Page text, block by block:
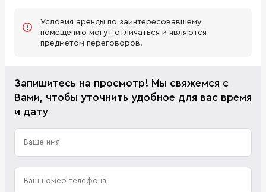
Условия аренды по заинтересовавшему
помещению могут отличаться и являются
предметом переговоров.
Запишитесь на просмотр! Мы свяжемся с
Вами, чтобы уточнить удобное для вас время
и дату